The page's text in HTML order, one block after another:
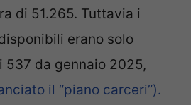
di 51.265. Tuttavia i
erano solo
537 da gennaio 2025,
il “piano carceri”).